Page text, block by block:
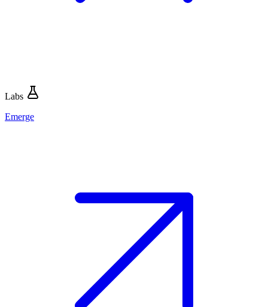
Labs
Emerge